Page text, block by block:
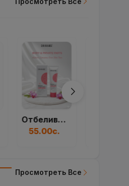
Отбеливающий Крем...
55.00с.
Просмотреть Все